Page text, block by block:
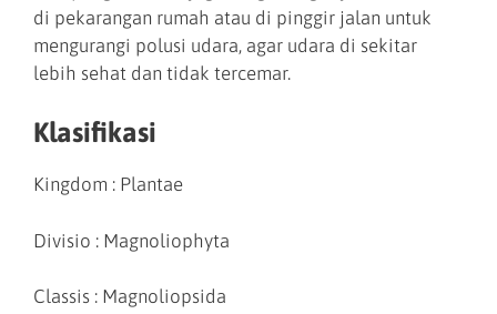
di pekarangan rumah atau di pinggir jalan untuk
mengurangi polusi udara, agar udara di sekitar
lebih sehat dan tidak tercemar.
Klasifikasi
Kingdom : Plantae
Divisio : Magnoliophyta
Classis : Magnoliopsida